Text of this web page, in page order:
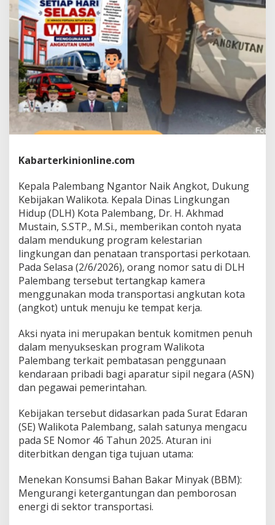
n
g
N
g
a
n
t
o
r
N
a
k
n
o
t
,
D
k
u
n
g
K
e
b
j
a
k
a
n
W
l
i
k
o
t
Kabarterkinionline.com
Kepala Palembang Ngantor Naik Angkot, Dukung
Kebijakan Walikota. Kepala Dinas Lingkungan
Hidup (DLH) Kota Palembang, Dr. H. Akhmad
Mustain, S.STP., M.Si., memberikan contoh nyata
dalam mendukung program kelestarian
lingkungan dan penataan transportasi perkotaan.
Pada Selasa (2/6/2026), orang nomor satu di DLH
Palembang tersebut tertangkap kamera
menggunakan moda transportasi angkutan kota
(angkot) untuk menuju ke tempat kerja.
Aksi nyata ini merupakan bentuk komitmen penuh
dalam menyukseskan program Walikota
Palembang terkait pembatasan penggunaan
kendaraan pribadi bagi aparatur sipil negara (ASN)
dan pegawai pemerintahan.
Kebijakan tersebut didasarkan pada Surat Edaran
(SE) Walikota Palembang, salah satunya mengacu
pada SE Nomor 46 Tahun 2025. Aturan ini
diterbitkan dengan tiga tujuan utama:
Menekan Konsumsi Bahan Bakar Minyak (BBM):
Mengurangi ketergantungan dan pemborosan
energi di sektor transportasi.